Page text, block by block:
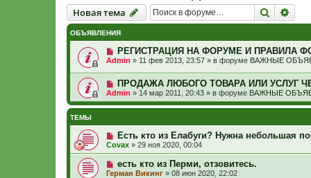
Новая тема
Новаятема Поиск
ОБЪЯВЛЕНИЯ
РЕГИСТРАЦИЯ НА ФОРУМЕ И ПРАВИЛА
Admin » 11 фев 2013, 23:57 » в форуме ВАЖНЫЕ
ПРОДАЖА ЛЮБОГО ТОВАРА ИЛИ УСЛУГ
Admin » 14 мар 2011, 20:43 » в форуме ВАЖНЫЕ
ТЕМЫ
Есть кто из Елабуги? Нужна небольшая
Covax » 29 ноя 2020, 00:04
есть кто из Перми, отзовитесь.
Герман Викинг » 08 июн 2020, 22:02